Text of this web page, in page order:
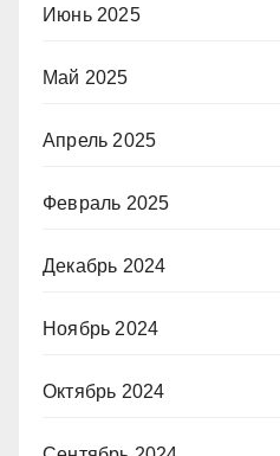
Июнь 2025
Май 2025
Апрель 2025
Февраль 2025
Декабрь 2024
Ноябрь 2024
Октябрь 2024